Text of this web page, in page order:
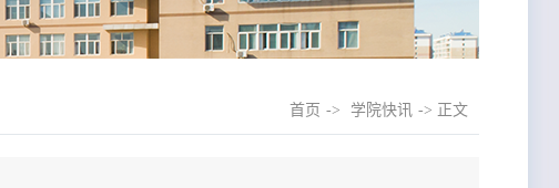
首页 -> 学院快讯 -> 正文